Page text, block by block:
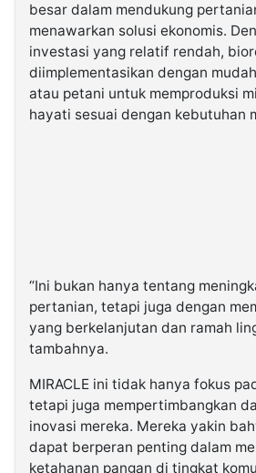
besar dalam mendukung
menawarkan solusi ekonomis.
investasi yang relatif rendah,
diimplementasikan dengan
atau petani untuk memproduksi
hayati sesuai dengan kebutuhan
“Ini bukan hanya tentang
pertanian, tetapi juga dengan
yang berkelanjutan dan ramah
tambahnya.
MIRACLE ini tidak hanya fokus
tetapi juga mempertimbangkan
inovasi mereka. Mereka yakin
dapat berperan penting dalam
ketahanan pangan di tingkat